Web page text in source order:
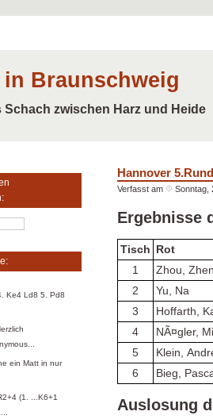
Braunschweig
zwischen Harz und Heide
Ke4 Ld8 5. Pd8
ein Matt in nur
(1. ...K6+1
Hannover
Verfasst am Sonntag,
Ergebnisse
Tisch
Rot
1
Zhou,
2
Yu, Na
3
Hoffarth,
4
NÃ¤gler,
5
Klein,
6
Bieg,
Auslosung